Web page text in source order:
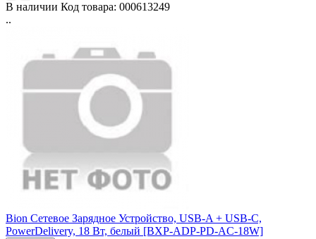
В наличии Код товара: 000613249
..
Bion Сетевое Зарядное Устройство, USB-A + USB-C,
PowerDelivery, 18 Вт, белый [BXP-ADP-PD-AC-18W]